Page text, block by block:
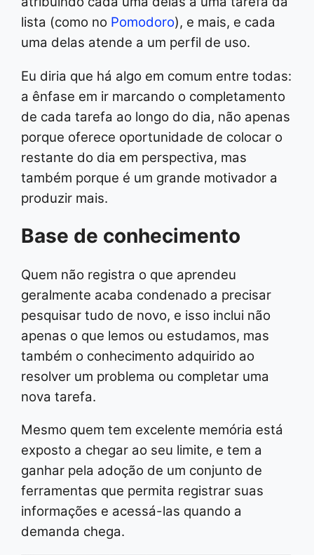
lista (como no Pomodoro), e mais, e cada
uma delas atende a um perfil de uso.
Eu diria que há algo em comum entre todas:
a ênfase em ir marcando o completamento
de cada tarefa ao longo do dia, não apenas
porque oferece oportunidade de colocar o
restante do dia em perspectiva, mas
também porque é um grande motivador a
produzir mais.
Base de conhecimento
Quem não registra o que aprendeu
geralmente acaba condenado a precisar
pesquisar tudo de novo, e isso inclui não
apenas o que lemos ou estudamos, mas
também o conhecimento adquirido ao
resolver um problema ou completar uma
nova tarefa.
Mesmo quem tem excelente memória está
exposto a chegar ao seu limite, e tem a
ganhar pela adoção de um conjunto de
ferramentas que permita registrar suas
informações e acessá-las quando a
demanda chega.